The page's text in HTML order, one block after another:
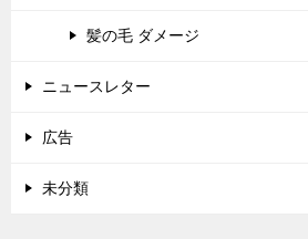
髪の毛 ダメージ
ニュースレター
広告
未分類